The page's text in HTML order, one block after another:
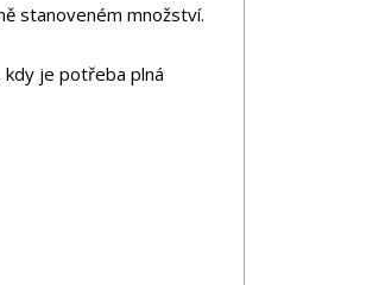
stanoveném množství.
je potřeba plná